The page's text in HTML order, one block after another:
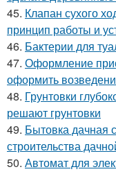
45. Клапан сухого
принцип работы и
46. Бактерии для
47. Оформление
оформить
48. Грунтовки
решают грунтовки
49. Бытовка дачная
строительства
50. Автомат для